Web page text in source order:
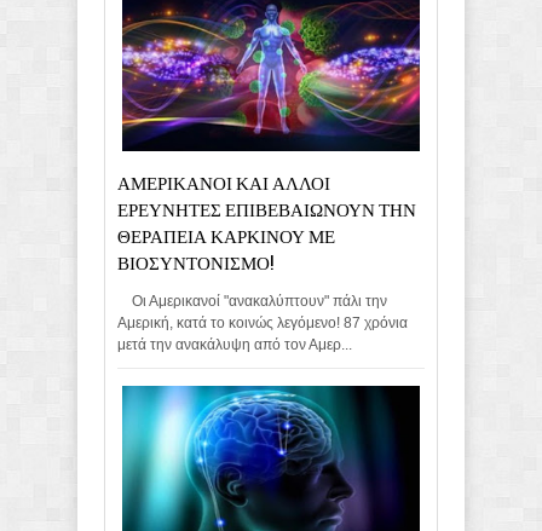
ΑΜΕΡΙΚΑΝΟΙ ΚΑΙ ΑΛΛΟΙ
ΕΡΕΥΝΗΤΕΣ ΕΠΙΒΕΒΑΙΩΝΟΥΝ ΤΗΝ
ΘΕΡΑΠΕΙΑ ΚΑΡΚΙΝΟΥ ΜΕ
ΒΙΟΣΥΝΤΟΝΙΣΜΟ!
Οι Αμερικανοί "ανακαλύπτουν" πάλι την
Αμερική, κατά το κοινώς λεγόμενο! 87 χρόνια
μετά την ανακάλυψη από τον Αμερ...